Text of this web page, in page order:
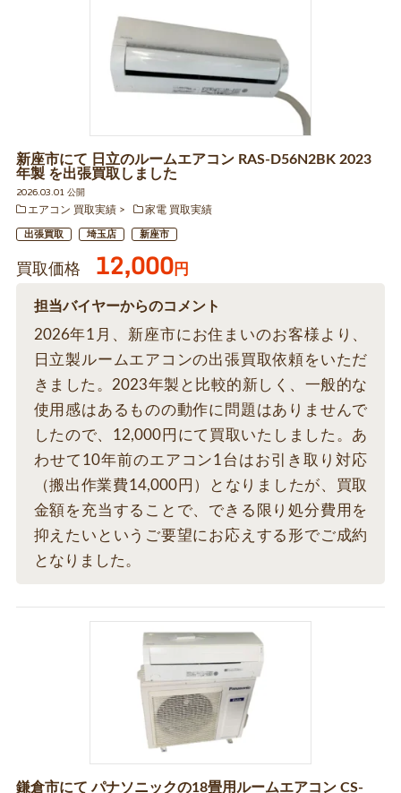
新座市にて 日立のルームエアコン RAS-D56N2BK 2023
年製 を出張買取しました
2026.03.01 公開
エアコン 買取実績
家電 買取実績
出張買取 埼玉店 新座市
買取価格 12,000円
担当バイヤーからのコメント
2026年1月、新座市にお住まいのお客様より、
日立製ルームエアコンの出張買取依頼をいただ
きました。2023年製と比較的新しく、一般的な
使用感はあるものの動作に問題はありませんで
したので、12,000円にて買取いたしました。あ
わせて10年前のエアコン1台はお引き取り対応
（搬出作業費14,000円）となりましたが、買取
金額を充当することで、できる限り処分費用を
抑えたいというご要望にお応えする形でご成約
となりました。
鎌倉市にて パナソニックの18畳用ルームエアコン CS-